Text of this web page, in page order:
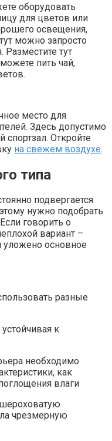
оборудовать
для цветов или
освещения,
можно запросто
тут
пить чай,
место для
Здесь допустимо
Откройте
на свежем воздухе.
типа
подвергается
нужно подобрать
говорить о
вариант –
уложено основное
разные
к
необходимо
как
влаги
чрезмерную